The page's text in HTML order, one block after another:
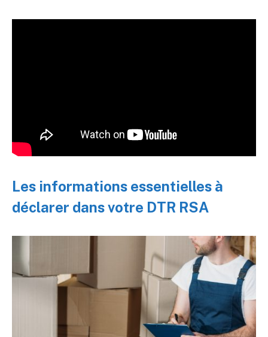
Les informations essentielles à
déclarer dans votre DTR RSA